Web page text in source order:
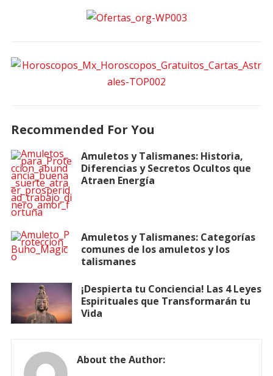
Recommended For You
Amuletos y Talismanes: Historia,
Diferencias y Secretos Ocultos que
Atraen Energía
Amuletos y Talismanes: Categorías
comunes de los amuletos y los
talismanes
¡Despierta tu Conciencia! Las 4 Leyes
Espirituales que Transformarán tu
Vida
About the Author: